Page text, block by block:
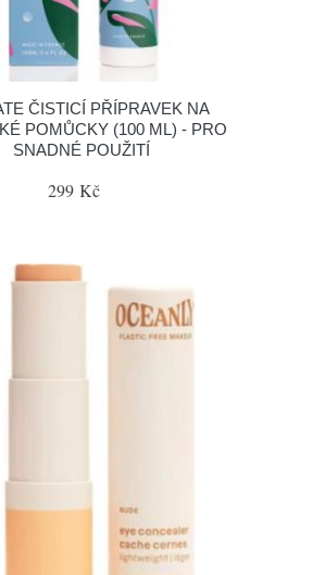
ČISTICÍ PŘÍPRAVEK NA
POMŮCKY (100 ML) - PRO
SNADNÉ POUŽITÍ
299 Kč